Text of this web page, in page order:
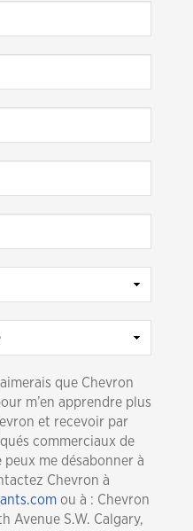
que Chevron
m’en apprendre plus
et recevoir par
commerciaux de
peux me désabonner à
Chevron à
ou à : Chevron
Avenue S.W. Calgary,